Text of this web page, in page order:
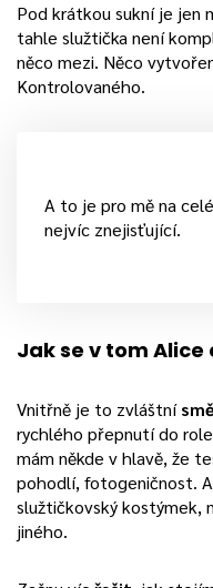
Pod krátkou sukní je jen
tahle služtička není
něco mezi. Něco
Kontrolovaného.
A to je pro mě na celé
nejvíc znejisťující.
Jak se v tom Alice
Vnitřně je to zvláštní
rychlého přepnutí do
mám někde v hlavě, že
pohodlí, fotogeničnost.
služtičkovský kostýmek,
jiného.